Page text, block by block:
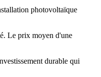
photovoltaïque
Le prix moyen d'une
durable qui